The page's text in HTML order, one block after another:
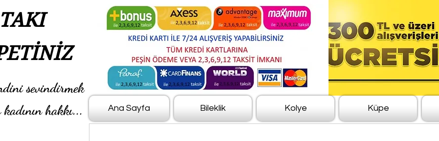
sevindirmek
hakkı...
Ana Sayfa Bileklik Kolye Küpe